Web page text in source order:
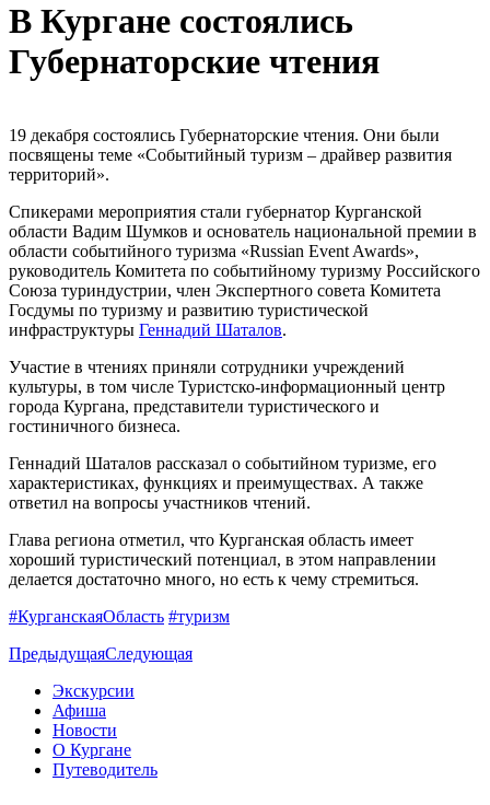
В Кургане состоялись
Губернаторские чтения
19 декабря состоялись Губернаторские чтения. Они были
посвящены теме «Событийный туризм – драйвер развития
территорий».
Спикерами мероприятия стали губернатор Курганской
области Вадим Шумков и основатель национальной премии в
области событийного туризма «Russian Event Awards»,
руководитель Комитета по событийному туризму Российского
Союза туриндустрии, член Экспертного совета Комитета
Госдумы по туризму и развитию туристической
инфраструктуры Геннадий Шаталов.
Участие в чтениях приняли сотрудники учреждений
культуры, в том числе Туристско-информационный центр
города Кургана, представители туристического и
гостиничного бизнеса.
Геннадий Шаталов рассказал о событийном туризме, его
характеристиках, функциях и преимуществах. А также
ответил на вопросы участников чтений.
Глава региона отметил, что Курганская область имеет
хороший туристический потенциал, в этом направлении
делается достаточно много, но есть к чему стремиться.
#КурганскаяОбласть #туризм
ПредыдущаяСледующая
Экскурсии
Афиша
Новости
О Кургане
Путеводитель